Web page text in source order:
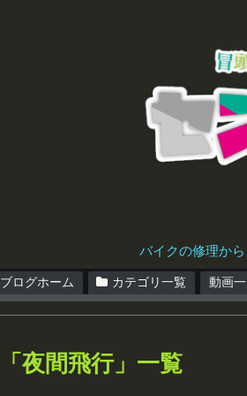
バイクの修理か
ブログホーム カテゴリ一覧 動画
「 夜間飛行」 一覧